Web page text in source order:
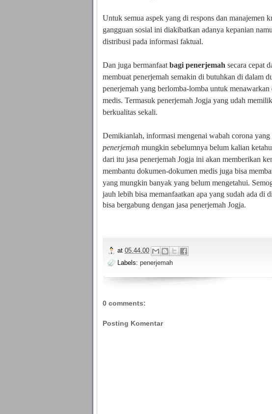
Untuk semua aspek yang di respons dan manajemen
gangguan sosial ini diakibatkan adanya kepanian
distribusi pada informasi faktual.
Dan juga bermanfaat bagi penerjemah secara cepat
membuat penerjemah semakin di butuhkan di dalam
penerjemah yang berlomba-lomba untuk
medis. Termasuk penerjemah Jogja yang udah
berkualitas sekali.
Demikianlah, informasi mengenai wabah corona
penerjemah mungkin sebelumnya belum kalian
dari itu jasa penerjemah Jogja ini akan memberikan
membantu dokumen-dokumen medis juga bisa
yang mungkin banyak yang belum mengetahui.
jauh lebih bisa memanfaatkan apa yang sudah ada di
bisa bergabung dengan jasa penerjemah Jogja.
at 05.44.00
Labels: penerjemah
0 comments:
Posting Komentar